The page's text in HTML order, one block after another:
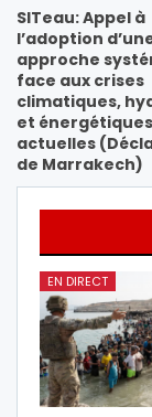
SITeau: Appel à
l’adoption
approche
face aux crises
climatiques,
et énergétiques
actuelles
de Marrakech)
EN DIRECT